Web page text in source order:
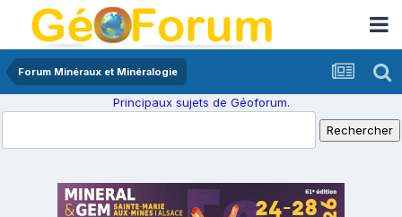
Forum Minéraux et Minéralogie
Principaux sujets de Géoforum.